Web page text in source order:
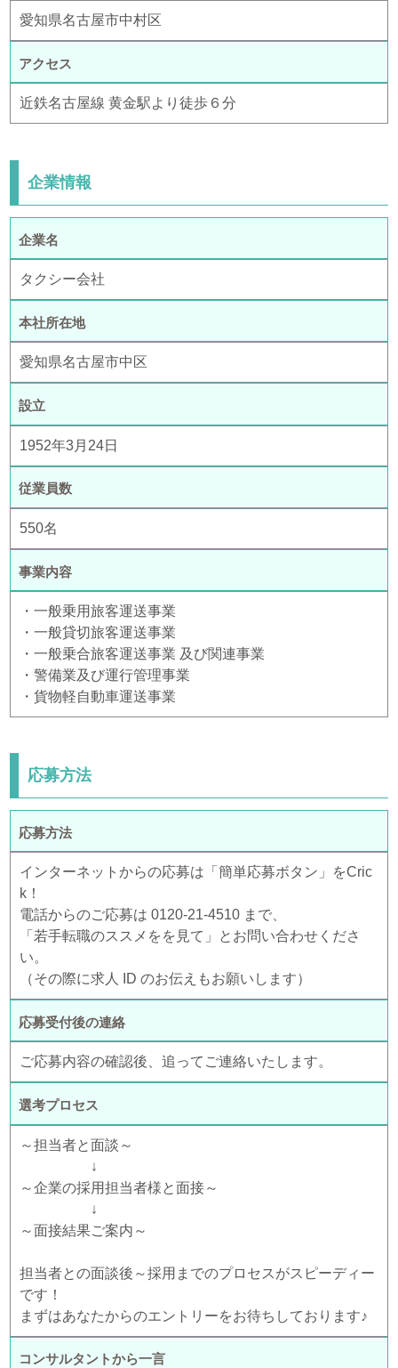
愛知県名古屋市中村区
アクセス
近鉄名古屋線 黄金駅より徒歩６分
企業情報
企業名
タクシー会社
本社所在地
愛知県名古屋市中区
設立
1952年3月24日
従業員数
550名
事業内容
・一般乗用旅客運送事業
・一般貸切旅客運送事業
・一般乗合旅客運送事業 及び関連事業
・警備業及び運行管理事業
・貨物軽自動車運送事業
応募方法
応募方法
インターネットからの応募は「簡単応募ボタン」をCric
k！
電話からのご応募は 0120-21-4510 まで、
「若手転職のススメをを見て」とお問い合わせくださ
い。
（その際に求人 ID のお伝えもお願いします）
応募受付後の連絡
ご応募内容の確認後、追ってご連絡いたします。
選考プロセス
～担当者と面談～
↓
～企業の採用担当者様と面接～
↓
～面接結果ご案内～
担当者との面談後～採用までのプロセスがスピーディー
です！
まずはあなたからのエントリーをお待ちしております♪
コンサルタントから一言